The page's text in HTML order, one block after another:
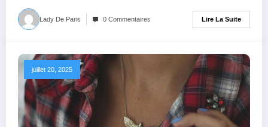
Lady De Paris 0 Commentaires Lire La Suite
juillet 20, 2025